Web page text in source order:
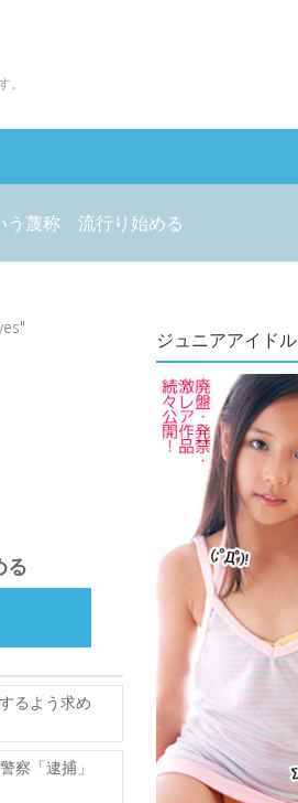
う蔑称 流行り始める
る
るよう求め
察「逮捕」
ジュニアアイドル